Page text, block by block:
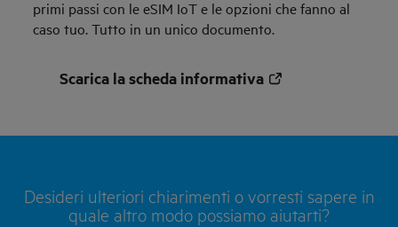
primi passi con le eSIM IoT e le opzioni che fanno al
caso tuo. Tutto in un unico documento.
Scarica la scheda informativa
Desideri ulteriori chiarimenti o vorresti sapere in
quale altro modo possiamo aiutarti?